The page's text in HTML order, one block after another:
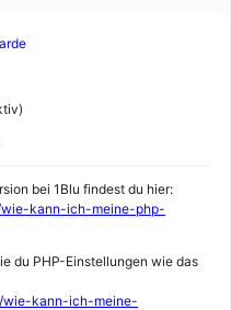
bei 1Blu findest du hier:
wie-kann-ich-meine-php-
du PHP-Einstellungen wie das
wie-kann-ich-meine-